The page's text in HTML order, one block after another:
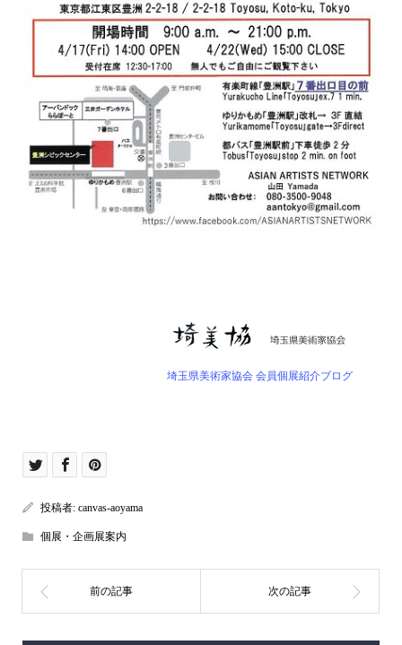
埼玉県美術家協会 会員個展紹介ブログ
投稿者: canvas-aoyama
個展・企画展案内